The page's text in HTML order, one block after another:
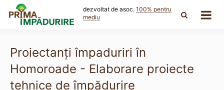
content
dezvoltat de asoc. 100% pentru
mediu
Proiectanți împaduriri în
Homoroade - Elaborare proiecte
tehnice de împădurire